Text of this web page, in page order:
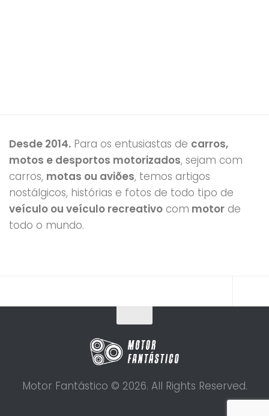
Desde 2014. Para os entusiastas de carros,
motos e desportos motorizados, sejam com
carros, motas ou aviões, temos artigos
nostálgicos, histórias e fotos de todo tipo de
veículo ou veículo recreativo com motor de
todo o mundo.
Motor Fantástico © 2026. All Rights Reserved.